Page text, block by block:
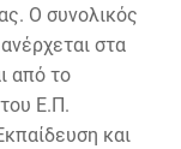
Ο συνολικός
στα
από το
Ε.Π.
και